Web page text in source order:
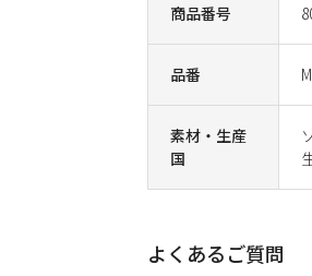
商品番号
品番
素材・生産
国
よくあるご質問